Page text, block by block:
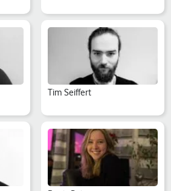
Tim Seiffert